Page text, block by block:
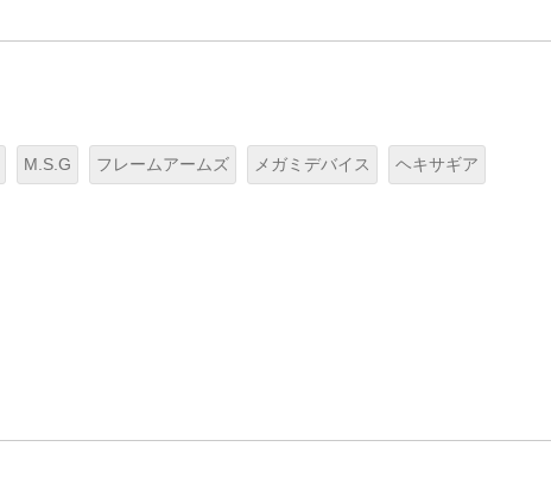
M.S.G フレームアームズ メガミデバイス ヘキサギア